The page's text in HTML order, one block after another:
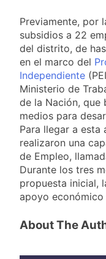
Previamente, por
subsidios a 22
del distrito, de
en el marco del
Independiente
Ministerio de
de la Nación, que
medios para
Para llegar a esta
realizaron una
de Empleo,
Durante los tres
propuesta inicial,
apoyo
About The